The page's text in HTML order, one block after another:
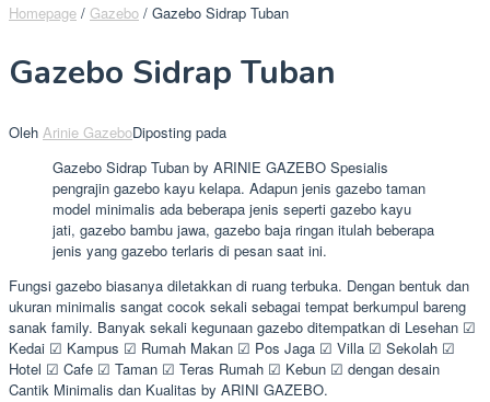
Homepage / Gazebo / Gazebo Sidrap Tuban
Gazebo Sidrap Tuban
Oleh Arinie GazeboDiposting pada
Gazebo Sidrap Tuban by ARINIE GAZEBO Spesialis
pengrajin gazebo kayu kelapa. Adapun jenis gazebo taman
model minimalis ada beberapa jenis seperti gazebo kayu
jati, gazebo bambu jawa, gazebo baja ringan itulah beberapa
jenis yang gazebo terlaris di pesan saat ini.
Fungsi gazebo biasanya diletakkan di ruang terbuka. Dengan bentuk dan
ukuran minimalis sangat cocok sekali sebagai tempat berkumpul bareng
sanak family. Banyak sekali kegunaan gazebo ditempatkan di Lesehan ☑
Kedai ☑ Kampus ☑ Rumah Makan ☑ Pos Jaga ☑ Villa ☑ Sekolah ☑
Hotel ☑ Cafe ☑ Taman ☑ Teras Rumah ☑ Kebun ☑ dengan desain
Cantik Minimalis dan Kualitas by ARINI GAZEBO.